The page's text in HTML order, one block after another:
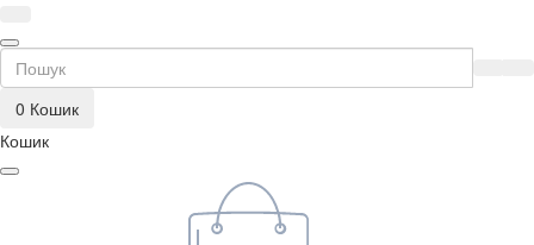
0 Кошик
Кошик